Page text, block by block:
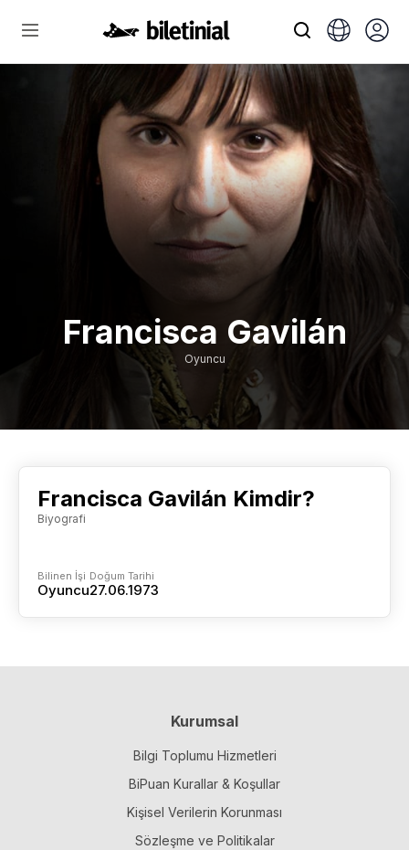
Francisca Gavilán
Oyuncu
Francisca Gavilán Kimdir?
Biyografi
Bilinen İşi
Oyuncu
Doğum Tarihi
27.06.1973
Kurumsal
Bilgi Toplumu Hizmetleri
BiPuan Kurallar & Koşullar
Kişisel Verilerin Korunması
Sözleşme ve Politikalar